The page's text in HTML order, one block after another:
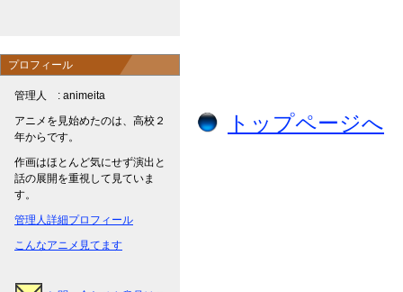
トップページへ
プロフィール
管理人 : animeita
アニメを見始めたのは、高校２
年からです。
作画はほとんど気にせず演出と
話の展開を重視して見ていま
す。
管理人詳細プロフィール
こんなアニメ見てます